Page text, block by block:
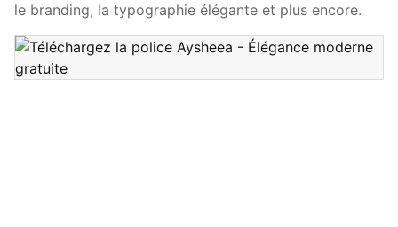
le branding, la typographie élégante et plus encore.